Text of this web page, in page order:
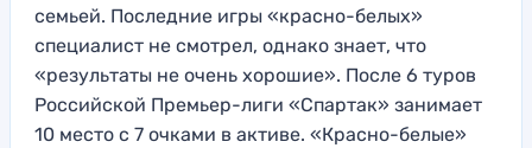
семьей. Последние игры «красно-белых»
специалист не смотрел, однако знает, что
«результаты не очень хорошие». После 6 туров
Российской Премьер-лиги «Спартак» занимает
10 место с 7 очками в активе. «Красно-белые»